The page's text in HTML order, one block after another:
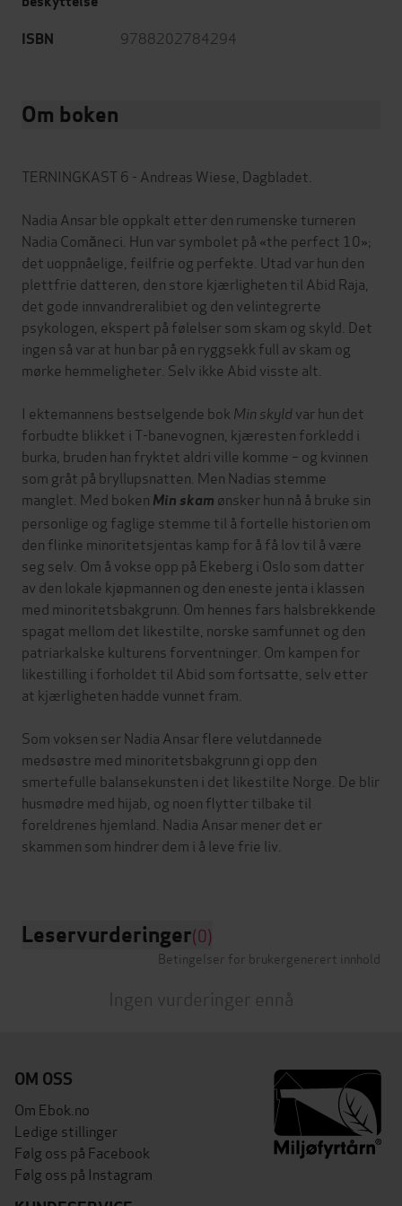
ISBN 9788202784294
Om boken
TERNINGKAST 6 - Andreas Wiese, Dagbladet.
Nadia Ansar ble oppkalt etter den rumenske turneren
Nadia Comăneci. Hun var symbolet på «the perfect 10»;
det uoppnåelige, feilfrie og perfekte. Utad var hun den
plettfrie datteren, den store kjærligheten til Abid Raja,
det gode innvandreralibiet og den velintegrerte
psykologen, ekspert på følelser som skam og skyld. Det
ingen så var at hun bar på en ryggsekk full av skam og
mørke hemmeligheter. Selv ikke Abid visste alt.
I ektemannens bestselgende bok Min skyldvar hun det
forbudte blikket i T-banevognen, kjæresten forkledd i
burka, bruden han fryktet aldri ville komme – og kvinnen
som gråt på bryllupsnatten. Men Nadias stemme
manglet. Med boken Min skam ønsker hun nå å bruke sin
personlige og faglige stemme til å fortelle historien om
den flinke minoritetsjentas kamp for å få lov til å være
seg selv. Om å vokse opp på Ekeberg i Oslo som datter
av den lokale kjøpmannen og den eneste jenta i klassen
med minoritetsbakgrunn. Om hennes fars halsbrekkende
spagat mellom det likestilte, norske samfunnet og den
patriarkalske kulturens forventninger. Om kampen for
likestilling i forholdet til Abid som fortsatte, selv etter
at kjærligheten hadde vunnet fram.
Som voksen ser Nadia Ansar flere velutdannede
medsøstre med minoritetsbakgrunn gi opp den
smertefulle balansekunsten i det likestilte Norge. De blir
husmødre med hijab, og noen flytter tilbake til
foreldrenes hjemland. Nadia Ansar mener det er
skammen som hindrer dem i å leve frie liv.
Leservurderinger(0)
Betingelser for brukergenerert innhold
Ingen vurderinger ennå
OM OSS
Om Ebok.no
Ledige stillinger
Følg oss på Facebook
Følg oss på Instagram